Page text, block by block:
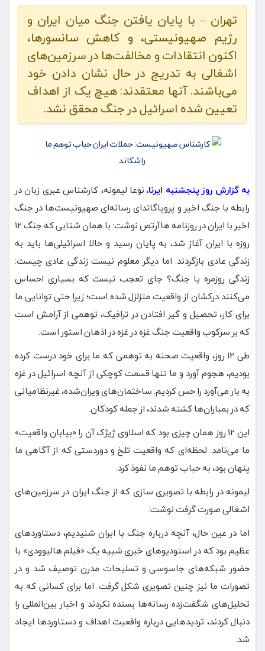
تهران – با پایان یافتن جنگ میان ایران و
رژیم صهیونیستی، و کاهش سانسورها،
اکنون انتقادات و مخالفت‌ها در سرزمین‌های
اشغالی به تدریج در حال نشان دادن خود
می‌باشند. آنها معتقدند: هیچ یک از اهداف
تعیین شده اسرائیل در جنگ محقق نشد.
به گزارش روز پنجشنبه ایرنا،نوعا لیمونه، کارشناس عبری زبان در
رابطه با جنگ اخیر و پروپاگاندای رسانه‌ای صهیونیست‌ها در جنگ
اخیر با ایران در روزنامه هاآرتص نوشت: با همان شتابی که جنگ ۱۲
روزه با ایران آغاز شد، به پایان رسید و حالا اسرائیلی‌ها باید به
زندگی عادی بازگردند. اما دیگر معلوم نیست زندگی عادی چیست:
زندگی روزمره یا جنگ؟ جای تعجب نیست که بسیاری احساس
می‌کنند درکشان از واقعیت متزلزل شده است؛ زیرا حتی توانایی ما
برای کار، تحصیل و گیر افتادن در ترافیک، توهمی از آرامش است
که بر سرکوب واقعیت جنگ غزه در غزه در اذهان استور است.
طی ۱۲ روز، واقعیت صحنه به توهمی که ما برای خود درست کرده
بودیم، هجوم آورد و ما تنها قسمت کوچکی از آنچه اسرائیل در غزه
به بار می‌آورد را حس کردیم: ساختمان‌های ویران‌شده، غیرنظامیانی
که در بمباران‌ها کشته شدند، از جمله کودکان.
این ۱۲ روز همان چیزی بود که اسلاوی ژیژک آن را «بیابان واقعیت»
ما می‌نامد: لحظه‌ای که واقعیت تلخ و دوردستی که از آگاهی ما
پنهان بود، به حباب توهم ما نفوذ کرد.
لیمونه در رابطه با تصویری سازی که از جنگ ایران در سرزمین‌های
اشغالی صورت گرفت نوشت:
اما در عین حال، آنچه درباره جنگ با ایران شنیدیم، دستاوردهای
عظیم بود که در استودیوهای خبری شبیه یک «فیلم هالیوودی» با
حضور شبکه‌های جاسوسی و تسلیحات مدرن توصیف شد و در
تصورات ما نیز چنین تصویری شکل گرفت. اما برای کسانی که به
تحلیل‌های شگفت‌زده رسانه‌ها بسنده نکردند و اخبار بین‌المللی را
دنبال کردند، تردیدهایی درباره واقعیت اهداف و دستاوردها ایجاد
شد.